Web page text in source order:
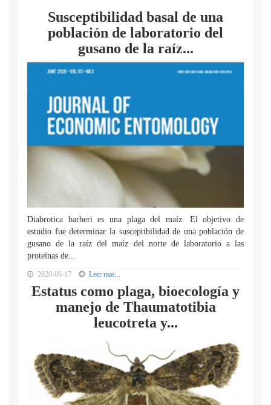
Susceptibilidad basal de una
población de laboratorio del
gusano de la raíz...
Diabrotica barberi es una plaga del maíz. El objetivo de
estudio fue determinar la susceptibilidad de una población de
gusano de la raíz del maíz del norte de laboratorio a las
proteínas de...
2020-06-17 Leer mas...
Estatus como plaga, bioecología y
manejo de Thaumatotibia
leucotreta y...